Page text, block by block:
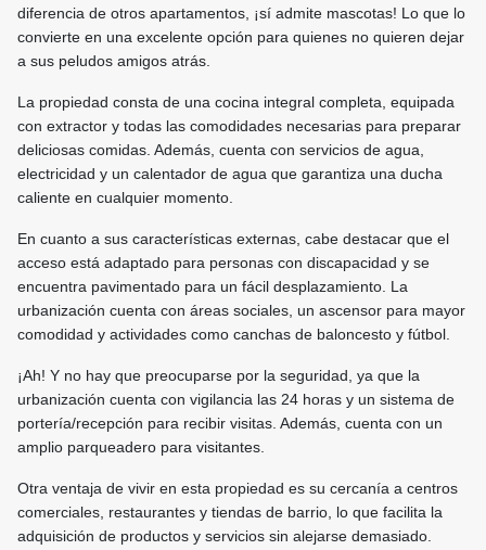
diferencia de otros apartamentos, ¡sí admite mascotas! Lo que lo
convierte en una excelente opción para quienes no quieren dejar
a sus peludos amigos atrás.
La propiedad consta de una cocina integral completa, equipada
con extractor y todas las comodidades necesarias para preparar
deliciosas comidas. Además, cuenta con servicios de agua,
electricidad y un calentador de agua que garantiza una ducha
caliente en cualquier momento.
En cuanto a sus características externas, cabe destacar que el
acceso está adaptado para personas con discapacidad y se
encuentra pavimentado para un fácil desplazamiento. La
urbanización cuenta con áreas sociales, un ascensor para mayor
comodidad y actividades como canchas de baloncesto y fútbol.
¡Ah! Y no hay que preocuparse por la seguridad, ya que la
urbanización cuenta con vigilancia las 24 horas y un sistema de
portería/recepción para recibir visitas. Además, cuenta con un
amplio parqueadero para visitantes.
Otra ventaja de vivir en esta propiedad es su cercanía a centros
comerciales, restaurantes y tiendas de barrio, lo que facilita la
adquisición de productos y servicios sin alejarse demasiado.